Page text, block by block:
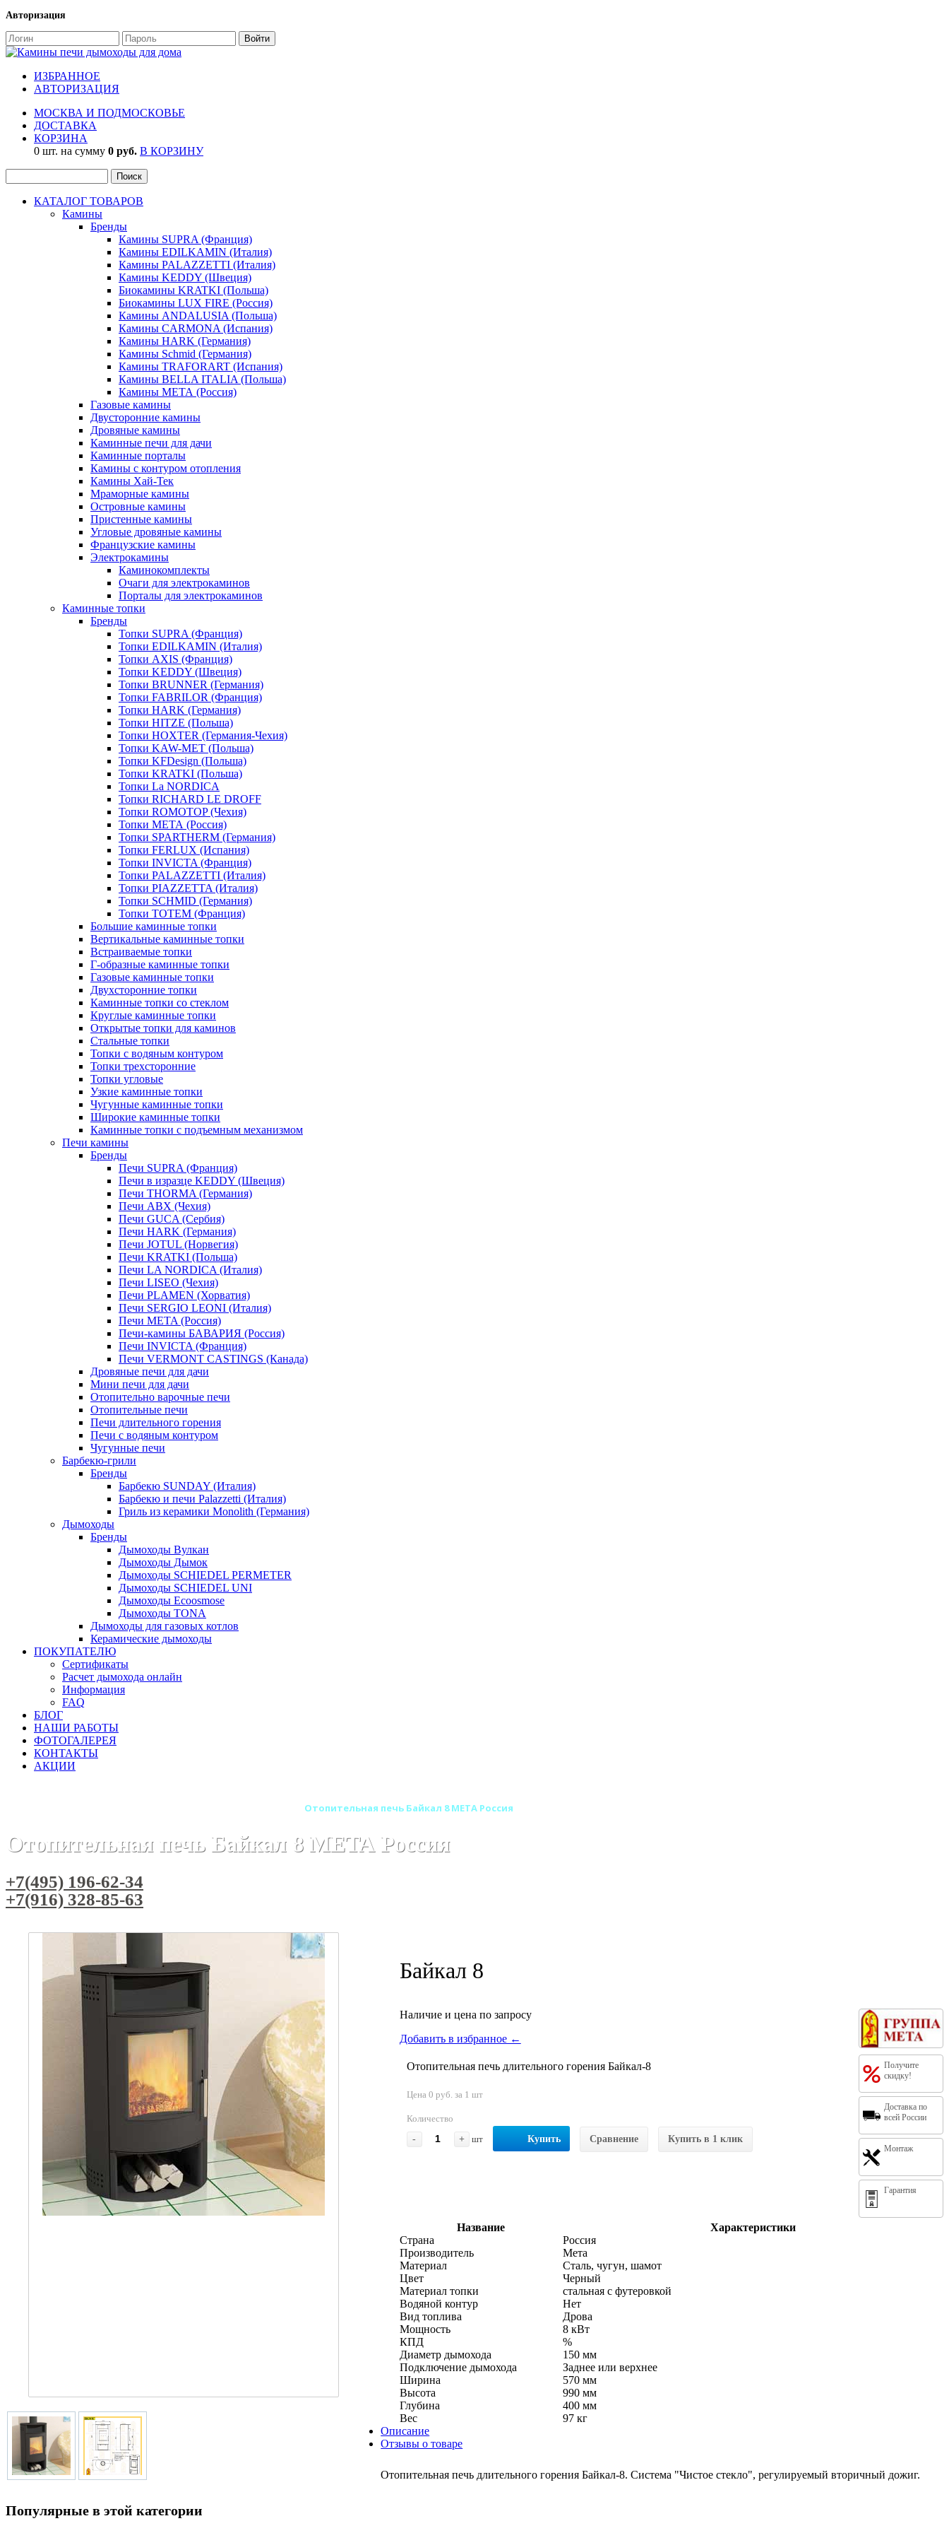
Авторизация
ИЗБРАННОЕ
АВТОРИЗАЦИЯ
МОСКВА И ПОДМОСКОВЬЕ
ДОСТАВКА
КОРЗИНА
0 шт. на сумму 0 руб. В КОРЗИНУ
КАТАЛОГ ТОВАРОВ
Камины
Бренды
Камины SUPRA (Франция)
Камины EDILKAMIN (Италия)
Камины PALAZZETTI (Италия)
Камины KEDDY (Швеция)
Биокамины KRATKI (Польша)
Биокамины LUX FIRE (Россия)
Камины ANDALUSIA (Польша)
Камины CARMONA (Испания)
Камины HARK (Германия)
Камины Schmid (Германия)
Камины TRAFORART (Испания)
Камины BELLA ITALIA (Польша)
Камины МЕТА (Россия)
Газовые камины
Двусторонние камины
Дровяные камины
Каминные печи для дачи
Каминные порталы
Камины с контуром отопления
Камины Хай-Тек
Мраморные камины
Островные камины
Пристенные камины
Угловые дровяные камины
Французские камины
Электрокамины
Каминокомплекты
Очаги для электрокаминов
Порталы для электрокаминов
Каминные топки
Бренды
Топки SUPRA (Франция)
Топки EDILKAMIN (Италия)
Топки AXIS (Франция)
Топки KEDDY (Швеция)
Топки BRUNNER (Германия)
Топки FABRILOR (Франция)
Топки HARK (Германия)
Топки HITZE (Польша)
Топки HOXTER (Германия-Чехия)
Топки KAW-MET (Польша)
Топки KFDesign (Польша)
Топки KRATKI (Польша)
Топки La NORDICA
Топки RICHARD LE DROFF
Топки ROMOTOP (Чехия)
Топки МЕТА (Россия)
Топки SPARTHERM (Германия)
Топки FERLUX (Испания)
Топки INVICTA (Франция)
Топки PALAZZETTI (Италия)
Топки PIAZZETTA (Италия)
Топки SCHMID (Германия)
Топки TOTEM (Франция)
Большие каминные топки
Вертикальные каминные топки
Встраиваемые топки
Г-образные каминные топки
Газовые каминные топки
Двухсторонние топки
Каминные топки со стеклом
Круглые каминные топки
Открытые топки для каминов
Стальные топки
Топки с водяным контуром
Топки трехсторонние
Топки угловые
Узкие каминные топки
Чугунные каминные топки
Широкие каминные топки
Каминные топки с подъемным механизмом
Печи камины
Бренды
Печи SUPRA (Франция)
Печи в изразце KEDDY (Швеция)
Печи THORMA (Германия)
Печи ABX (Чехия)
Печи GUCA (Сербия)
Печи HARK (Германия)
Печи JOTUL (Норвегия)
Печи KRATKI (Польша)
Печи LA NORDICA (Италия)
Печи LISEO (Чехия)
Печи PLAMEN (Хорватия)
Печи SERGIO LEONI (Италия)
Печи META (Россия)
Печи-камины БАВАРИЯ (Россия)
Печи INVICTA (Франция)
Печи VERMONT CASTINGS (Канада)
Дровяные печи для дачи
Мини печи для дачи
Отопительно варочные печи
Отопительные печи
Печи длительного горения
Печи с водяным контуром
Чугунные печи
Барбекю-грили
Бренды
Барбекю SUNDAY (Италия)
Барбекю и печи Palazzetti (Италия)
Гриль из керамики Monolith (Германия)
Дымоходы
Бренды
Дымоходы Вулкан
Дымоходы Дымок
Дымоходы SCHIEDEL PERMETER
Дымоходы SCHIEDEL UNI
Дымоходы Ecoosmose
Дымоходы TONA
Дымоходы для газовых котлов
Керамические дымоходы
ПОКУПАТЕЛЮ
Сертификаты
Расчет дымохода онлайн
Информация
FAQ
БЛОГ
НАШИ РАБОТЫ
ФОТОГАЛЕРЕЯ
КОНТАКТЫ
АКЦИИ
Отопительная печь Байкал 8 МЕТА Россия
Отопительная печь Байкал 8 МЕТА Россия
+7(495) 196-62-34
+7(916) 328-85-63
Байкал 8
Получите
скидку!
Доставка по
всей России
Монтаж
Гарантия
Наличие и цена по запросу
Добавить в избранное ←
Отопительная печь длительного горения Байкал-8
Цена 0 руб. за 1 шт
Количество
-
+ шт Купить Сравнение Купить в 1 клик
Название
Характеристики
Страна
Россия
Производитель
Мета
Материал
Сталь, чугун, шамот
Цвет
Черный
Материал топки
стальная с футеровкой
Водяной контур
Нет
Вид топлива
Дрова
Мощность
8 кВт
КПД
%
Диаметр дымохода
150 мм
Подключение дымохода
Заднее или верхнее
Ширина
570 мм
Высота
990 мм
Глубина
400 мм
Вес
97 кг
Описание
Отзывы о товаре
Отопительная печь длительного горения Байкал-8. Система "Чистое стекло", регулируемый вторичный дожиг.
Популярные в этой категории